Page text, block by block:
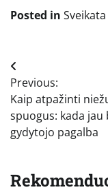
Posted in Sveikata
Navigacija
tarp
įrašų
Previous:
Kaip atpažinti
spuogus: kada jau
gydytojo pagalba